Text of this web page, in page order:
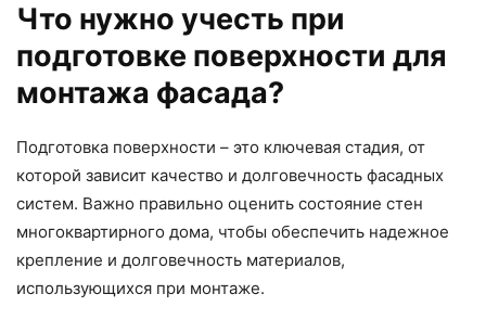
Что нужно учесть при
подготовке поверхности для
монтажа фасада?
Подготовка поверхности – это ключевая стадия, от
которой зависит качество и долговечность фасадных
систем. Важно правильно оценить состояние стен
многоквартирного дома, чтобы обеспечить надежное
крепление и долговечность материалов,
использующихся при монтаже.